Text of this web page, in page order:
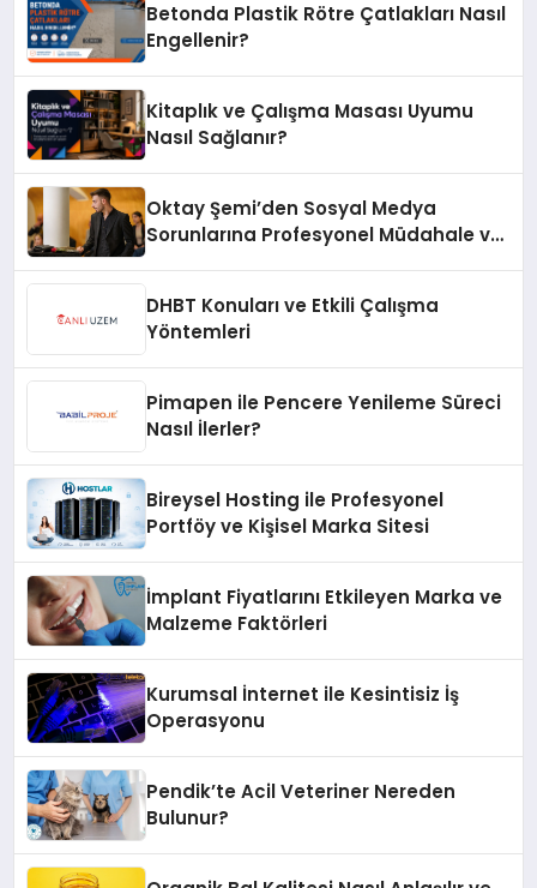
Betonda Plastik Rötre Çatlakları Nasıl
Engellenir?
Kitaplık ve Çalışma Masası Uyumu
Nasıl Sağlanır?
Oktay Şemi’den Sosyal Medya
Sorunlarına Profesyonel Müdahale ve
DHBT Konuları ve Etkili Çalışma
Yöntemleri
Pimapen ile Pencere Yenileme Süreci
Nasıl İlerler?
Bireysel Hosting ile Profesyonel
Portföy ve Kişisel Marka Sitesi
İmplant Fiyatlarını Etkileyen Marka ve
Malzeme Faktörleri
Kurumsal İnternet ile Kesintisiz İş
Operasyonu
Pendik’te Acil Veteriner Nereden
Bulunur?